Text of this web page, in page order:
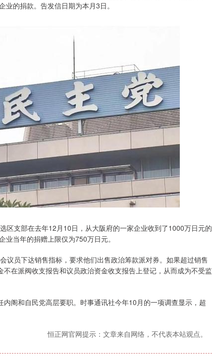
的捐款。告发信日期为本月3日。
区支部在去年12月10日，从大阪府的一家企业收到了1000万日元的
当年的捐赠上限仅为750万日元。
议员下达销售指标，要求他们出售政治筹款派对券。如果超过销售
在派阀收支报告和议员政治资金收支报告上登记，从而成为不受监
阁和自民党高层要职。时事通讯社今年10月的一项调查显示，超
恒正网官网提示：文章来自网络，不代表本站观点。